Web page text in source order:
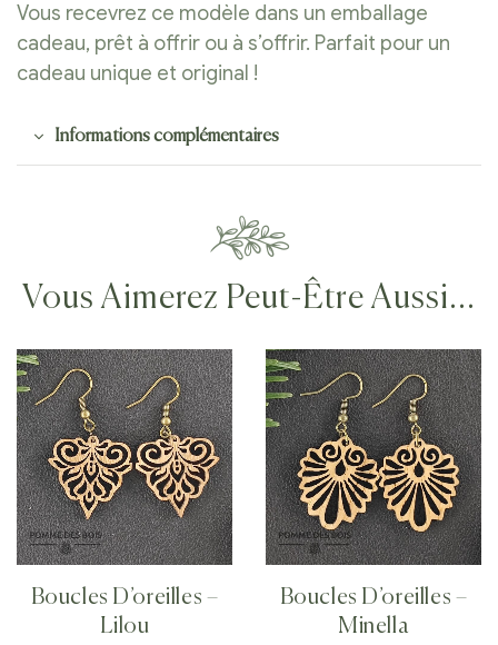
Vous recevrez ce modèle dans un emballage
cadeau, prêt à offrir ou à s’offrir. Parfait pour un
cadeau unique et original !
Informations complémentaires
Vous Aimerez Peut-Être Aussi…
Boucles D’oreilles –
Lilou
Boucles D’oreilles –
Minella